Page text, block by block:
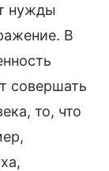
нужды
В
совершать
то, что